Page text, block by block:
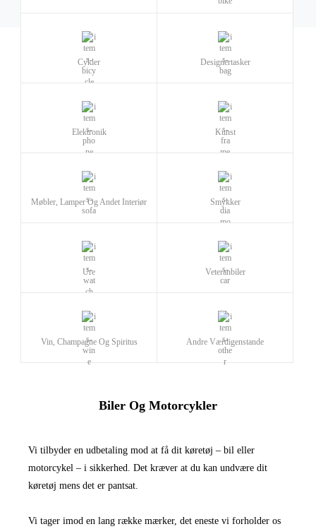
Cykler Designertasker
Elektronik Kunst
Møbler, Lamper Og Andet Interiør Smykker
Ure Veteranbiler
Vin, Champagne Og Spiritus Andre Værdigenstande
Biler Og Motorcykler
Vi tilbyder en udbetaling mod at få dit køretøj – bil eller
motorcykel – i sikkerhed. Det kræver at du kan undvære dit
køretøj mens det er pantsat.
Vi tager imod en lang række mærker, det eneste vi forholder os